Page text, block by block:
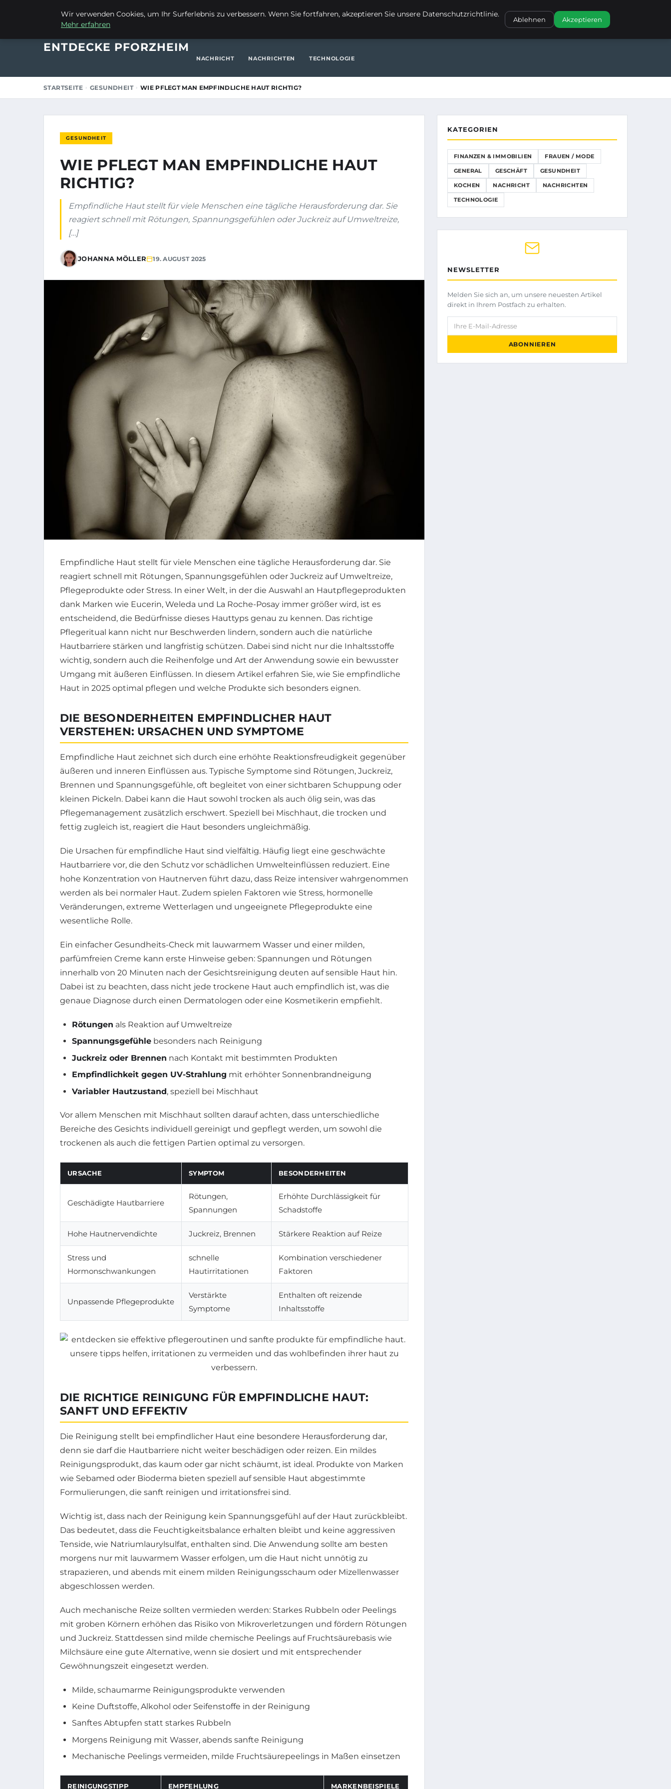
ENTDECKE PFORZHEIM
NACHRICHT NACHRICHTEN TECHNOLOGIE
STARTSEITE GESUNDHEIT WIE PFLEGT MAN EMPFINDLICHE HAUT RICHTIG?
GESUNDHEIT
WIE PFLEGT MAN EMPFINDLICHE HAUT
RICHTIG?
Empfindliche Haut stellt für viele Menschen eine tägliche Herausforderung dar. Sie
reagiert schnell mit Rötungen, Spannungsgefühlen oder Juckreiz auf Umweltreize,
[…]
JOHANNA MÖLLER 19. AUGUST 2025
Empfindliche Haut stellt für viele Menschen eine tägliche Herausforderung dar. Sie
reagiert schnell mit Rötungen, Spannungsgefühlen oder Juckreiz auf Umweltreize,
Pflegeprodukte oder Stress. In einer Welt, in der die Auswahl an Hautpflegeprodukten
dank Marken wie Eucerin, Weleda und La Roche-Posay immer größer wird, ist es
entscheidend, die Bedürfnisse dieses Hauttyps genau zu kennen. Das richtige
Pflegeritual kann nicht nur Beschwerden lindern, sondern auch die natürliche
Hautbarriere stärken und langfristig schützen. Dabei sind nicht nur die Inhaltsstoffe
wichtig, sondern auch die Reihenfolge und Art der Anwendung sowie ein bewusster
Umgang mit äußeren Einflüssen. In diesem Artikel erfahren Sie, wie Sie empfindliche
Haut in 2025 optimal pflegen und welche Produkte sich besonders eignen.
DIE BESONDERHEITEN EMPFINDLICHER HAUT
VERSTEHEN: URSACHEN UND SYMPTOME
Empfindliche Haut zeichnet sich durch eine erhöhte Reaktionsfreudigkeit gegenüber
äußeren und inneren Einflüssen aus. Typische Symptome sind Rötungen, Juckreiz,
Brennen und Spannungsgefühle, oft begleitet von einer sichtbaren Schuppung oder
kleinen Pickeln. Dabei kann die Haut sowohl trocken als auch ölig sein, was das
Pflegemanagement zusätzlich erschwert. Speziell bei Mischhaut, die trocken und
fettig zugleich ist, reagiert die Haut besonders ungleichmäßig.
Die Ursachen für empfindliche Haut sind vielfältig. Häufig liegt eine geschwächte
Hautbarriere vor, die den Schutz vor schädlichen Umwelteinflüssen reduziert. Eine
hohe Konzentration von Hautnerven führt dazu, dass Reize intensiver wahrgenommen
werden als bei normaler Haut. Zudem spielen Faktoren wie Stress, hormonelle
Veränderungen, extreme Wetterlagen und ungeeignete Pflegeprodukte eine
wesentliche Rolle.
Ein einfacher Gesundheits-Check mit lauwarmem Wasser und einer milden,
parfümfreien Creme kann erste Hinweise geben: Spannungen und Rötungen
innerhalb von 20 Minuten nach der Gesichtsreinigung deuten auf sensible Haut hin.
Dabei ist zu beachten, dass nicht jede trockene Haut auch empfindlich ist, was die
genaue Diagnose durch einen Dermatologen oder eine Kosmetikerin empfiehlt.
Rötungen als Reaktion auf Umweltreize
Spannungsgefühle besonders nach Reinigung
Juckreiz oder Brennen nach Kontakt mit bestimmten Produkten
Empfindlichkeit gegen UV-Strahlung mit erhöhter Sonnenbrandneigung
Variabler Hautzustand, speziell bei Mischhaut
Vor allem Menschen mit Mischhaut sollten darauf achten, dass unterschiedliche
Bereiche des Gesichts individuell gereinigt und gepflegt werden, um sowohl die
trockenen als auch die fettigen Partien optimal zu versorgen.
URSACHE SYMPTOM BESONDERHEITEN
Geschädigte Hautbarriere
Rötungen,
Spannungen
Erhöhte Durchlässigkeit für
Schadstoffe
Hohe Hautnervendichte Juckreiz, Brennen Stärkere Reaktion auf Reize
Stress und
Hormonschwankungen
schnelle
Hautirritationen
Kombination verschiedener
Faktoren
Unpassende Pflegeprodukte
Verstärkte
Symptome
Enthalten oft reizende
Inhaltsstoffe
DIE RICHTIGE REINIGUNG FÜR EMPFINDLICHE HAUT:
SANFT UND EFFEKTIV
Die Reinigung stellt bei empfindlicher Haut eine besondere Herausforderung dar,
denn sie darf die Hautbarriere nicht weiter beschädigen oder reizen. Ein mildes
Reinigungsprodukt, das kaum oder gar nicht schäumt, ist ideal. Produkte von Marken
wie Sebamed oder Bioderma bieten speziell auf sensible Haut abgestimmte
Formulierungen, die sanft reinigen und irritationsfrei sind.
Wichtig ist, dass nach der Reinigung kein Spannungsgefühl auf der Haut zurückbleibt.
Das bedeutet, dass die Feuchtigkeitsbalance erhalten bleibt und keine aggressiven
Tenside, wie Natriumlaurylsulfat, enthalten sind. Die Anwendung sollte am besten
morgens nur mit lauwarmem Wasser erfolgen, um die Haut nicht unnötig zu
strapazieren, und abends mit einem milden Reinigungsschaum oder Mizellenwasser
abgeschlossen werden.
Auch mechanische Reize sollten vermieden werden: Starkes Rubbeln oder Peelings
mit groben Körnern erhöhen das Risiko von Mikroverletzungen und fördern Rötungen
und Juckreiz. Stattdessen sind milde chemische Peelings auf Fruchtsäurebasis wie
Milchsäure eine gute Alternative, wenn sie dosiert und mit entsprechender
Gewöhnungszeit eingesetzt werden.
Milde, schaumarme Reinigungsprodukte verwenden
Keine Duftstoffe, Alkohol oder Seifenstoffe in der Reinigung
Sanftes Abtupfen statt starkes Rubbeln
Morgens Reinigung mit Wasser, abends sanfte Reinigung
Mechanische Peelings vermeiden, milde Fruchtsäurepeelings in Maßen einsetzen
REINIGUNGSTIPP EMPFEHLUNG MARKENBEISPIELE
KATEGORIEN
FINANZEN & IMMOBILIEN FRAUEN / MODE
GENERAL GESCHÄFT GESUNDHEIT
KOCHEN NACHRICHT NACHRICHTEN
TECHNOLOGIE
NEWSLETTER
Melden Sie sich an, um unsere neuesten Artikel
direkt in Ihrem Postfach zu erhalten.
Ihre E-Mail-Adresse
ABONNIEREN
Wir verwenden Cookies, um Ihr Surferlebnis zu verbessern. Wenn Sie fortfahren, akzeptieren Sie unsere Datenschutzrichtlinie.
Mehr erfahren
Ablehnen Akzeptieren